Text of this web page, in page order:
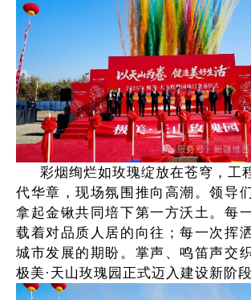
彩烟绚烂如玫瑰绽放在苍穹，工
代华章，现场氛围推向高潮。领导
拿起金锹共同培下第一方沃土。每
载着对品质人居的向往；每一次挥
城市发展的期盼。掌声、鸣笛声交
极美·天山玫瑰园正式迈入建设新阶段